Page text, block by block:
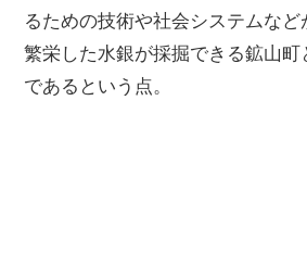
るための技術や社会システムなど
繁栄した水銀が採掘できる鉱山町
であるという点。